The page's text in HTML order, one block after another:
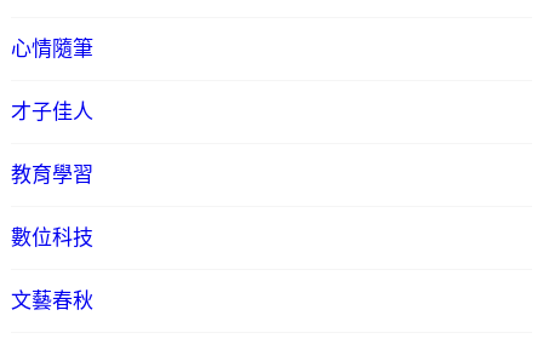
心情隨筆
才子佳人
教育學習
數位科技
文藝春秋